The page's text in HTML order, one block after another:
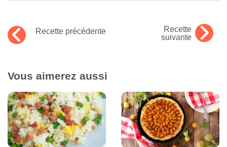
Recette précédente
Recette
suivante
Vous aimerez aussi